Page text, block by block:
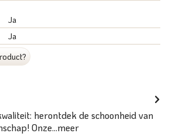
Ja
Ja
herontdek de schoonheid van
Onze...meer